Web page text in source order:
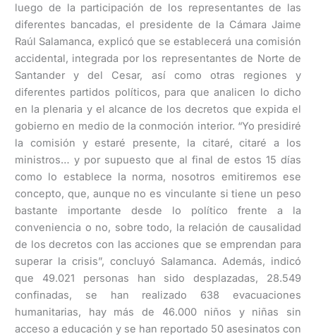
luego de la participación de los representantes de las
diferentes bancadas, el presidente de la Cámara Jaime
Raúl Salamanca, explicó que se establecerá una comisión
accidental, integrada por los representantes de Norte de
Santander y del Cesar, así como otras regiones y
diferentes partidos políticos, para que analicen lo dicho
en la plenaria y el alcance de los decretos que expida el
gobierno en medio de la conmoción interior. “Yo presidiré
la comisión y estaré presente, la citaré, citaré a los
ministros… y por supuesto que al final de estos 15 días
como lo establece la norma, nosotros emitiremos ese
concepto, que, aunque no es vinculante si tiene un peso
bastante importante desde lo político frente a la
conveniencia o no, sobre todo, la relación de causalidad
de los decretos con las acciones que se emprendan para
superar la crisis”, concluyó Salamanca. Además, indicó
que 49.021 personas han sido desplazadas, 28.549
confinadas, se han realizado 638 evacuaciones
humanitarias, hay más de 46.000 niños y niñas sin
acceso a educación y se han reportado 50 asesinatos con